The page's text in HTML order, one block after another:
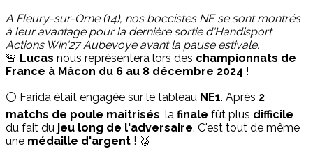
A Fleury-sur-Orne (14), nos boccistes NE se sont montrés
à leur avantage pour la dernière sortie d'Handisport
Actions Win'27 Aubevoye avant la pause estivale.
🚨 Lucas nous représentera lors des championnats de
France à Mâcon du 6 au 8 décembre 2024 !
⚪️ Farida était engagée sur le tableau NE1. Après 2
matchs de poule maitrisés, la finale fût plus difficile
du fait du jeu long de l'adversaire. C'est tout de même
une médaille d'argent ! 🥈